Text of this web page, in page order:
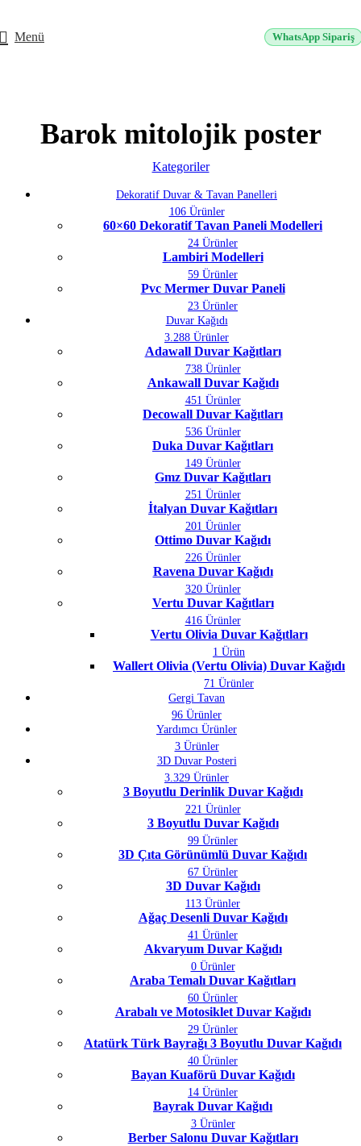
Menü
WhatsApp Sipariş
Barok mitolojik poster
Kategoriler
Dekoratif Duvar & Tavan Panelleri
106 Ürünler
60×60 Dekoratif Tavan Paneli Modelleri
24 Ürünler
Lambiri Modelleri
59 Ürünler
Pvc Mermer Duvar Paneli
23 Ürünler
Duvar Kağıdı
3.288 Ürünler
Adawall Duvar Kağıtları
738 Ürünler
Ankawall Duvar Kağıdı
451 Ürünler
Decowall Duvar Kağıtları
536 Ürünler
Duka Duvar Kağıtları
149 Ürünler
Gmz Duvar Kağıtları
251 Ürünler
İtalyan Duvar Kağıtları
201 Ürünler
Ottimo Duvar Kağıdı
226 Ürünler
Ravena Duvar Kağıdı
320 Ürünler
Vertu Duvar Kağıtları
416 Ürünler
Vertu Olivia Duvar Kağıtları
1 Ürün
Wallert Olivia (Vertu Olivia) Duvar Kağıdı
71 Ürünler
Gergi Tavan
96 Ürünler
Yardımcı Ürünler
3 Ürünler
3D Duvar Posteri
3.329 Ürünler
3 Boyutlu Derinlik Duvar Kağıdı
221 Ürünler
3 Boyutlu Duvar Kağıdı
99 Ürünler
3D Çıta Görünümlü Duvar Kağıdı
67 Ürünler
3D Duvar Kağıdı
113 Ürünler
Ağaç Desenli Duvar Kağıdı
41 Ürünler
Akvaryum Duvar Kağıdı
0 Ürünler
Araba Temalı Duvar Kağıtları
60 Ürünler
Arabalı ve Motosiklet Duvar Kağıdı
29 Ürünler
Atatürk Türk Bayrağı 3 Boyutlu Duvar Kağıdı
40 Ürünler
Bayan Kuaförü Duvar Kağıdı
14 Ürünler
Bayrak Duvar Kağıdı
3 Ürünler
Berber Salonu Duvar Kağıtları